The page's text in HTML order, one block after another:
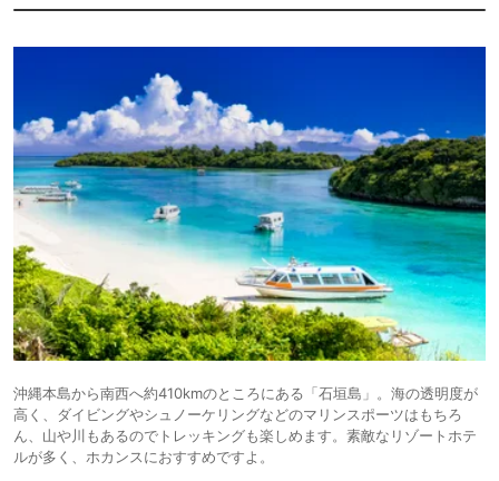
沖縄本島から南西へ約410kmのところにある「石垣島」。海の透明度が
高く、ダイビングやシュノーケリングなどのマリンスポーツはもちろ
ん、山や川もあるのでトレッキングも楽しめます。素敵なリゾートホテ
ルが多く、ホカンスにおすすめですよ。